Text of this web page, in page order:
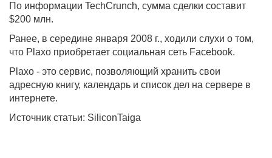
По информации TechCrunch, сумма сделки составит
$200 млн.
Ранее, в середине января 2008 г., ходили слухи о том,
что Plaxo приобретает социальная сеть Facebook.
Plaxo - это сервис, позволяющий хранить свои
адресную книгу, календарь и список дел на сервере в
интернете.
Источник статьи: SiliconTaiga